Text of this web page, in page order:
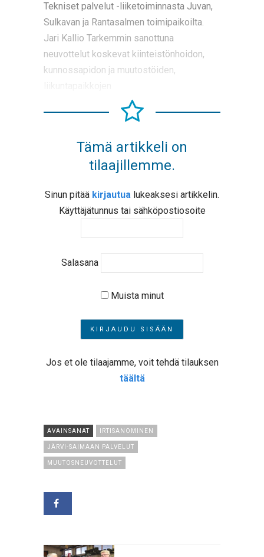
Tekniset palvelut -liiketoiminnasta Juvan,
Sulkavan ja Rantasalmen toimipaikoilta.
Jari Kallio Tarkemmin sanottuna
neuvottelut koskevat kiinteistönhoidon,
kunnossapidon ja muutostöiden,
Tämä artikkeli on
tilaajillemme.
Sinun pitää kirjautua lukeaksesi artikkelin.
Käyttäjätunnus tai sähköpostiosoite
Salasana
Muista minut
Jos et ole tilaajamme, voit tehdä tilauksen
täältä
AVAINSANAT IRTISANOMINEN
JÄRVI-SAIMAAN PALVELUT
MUUTOSNEUVOTTELUT